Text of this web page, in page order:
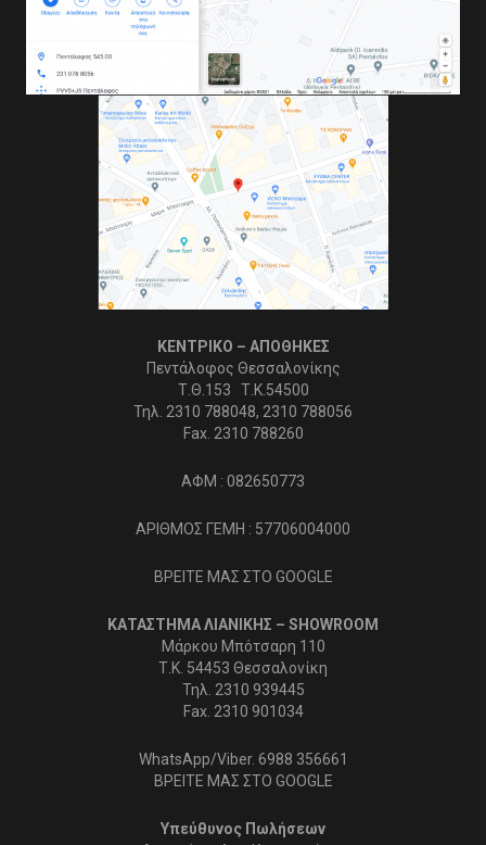
ΚΕΝΤΡΙΚΟ – ΑΠΟΘΗΚΕΣ
Πεντάλοφος Θεσσαλονίκης
Τ.Θ.153 Τ.Κ.54500
Τηλ. 2310 788048, 2310 788056
Fax. 2310 788260
ΑΦΜ : 082650773
ΑΡΙΘΜΟΣ ΓΕΜΗ : 57706004000
ΒΡΕΙΤΕ ΜΑΣ ΣΤΟ GOOGLE
ΚΑΤΑΣΤΗΜΑ ΛΙΑΝΙΚΗΣ – SHOWROOM
Μάρκου Μπότσαρη 110
Τ.Κ. 54453 Θεσσαλονίκη
Τηλ. 2310 939445
Fax. 2310 901034
WhatsApp/Viber. 6988 356661
ΒΡΕΙΤΕ ΜΑΣ ΣΤΟ GOOGLE
Υπεύθυνος Πωλήσεων